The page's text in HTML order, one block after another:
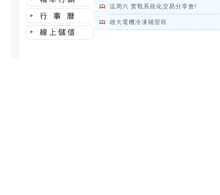
這周六 實戰系統化交易分享會!
雄大電機冷凍補習班